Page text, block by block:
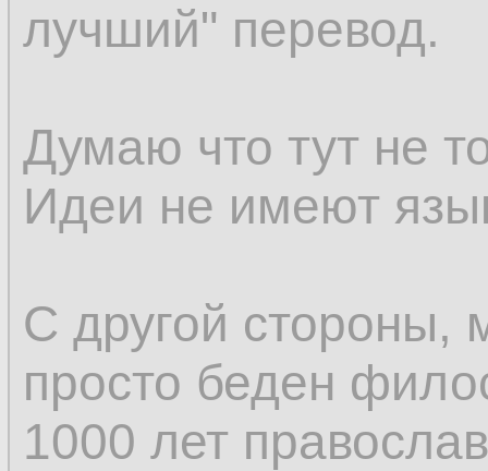
лучший" перевод.
Думаю что тут не
Идеи не имеют
С другой стороны,
просто беден
1000 лет